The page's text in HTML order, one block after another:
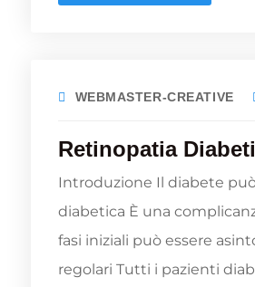
WEBMASTER-CREATIVE
Retinopatia
Introduzione Il diabete
diabetica È una
fasi iniziali può essere
regolari Tutti i pazienti